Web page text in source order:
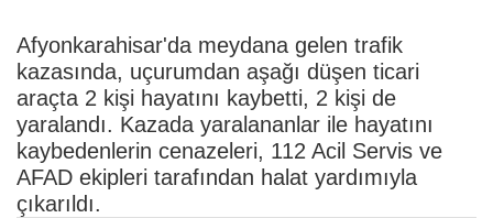
Afyonkarahisar'da meydana gelen trafik
kazasında, uçurumdan aşağı düşen ticari
araçta 2 kişi hayatını kaybetti, 2 kişi de
yaralandı. Kazada yaralananlar ile hayatını
kaybedenlerin cenazeleri, 112 Acil Servis ve
AFAD ekipleri tarafından halat yardımıyla
çıkarıldı.